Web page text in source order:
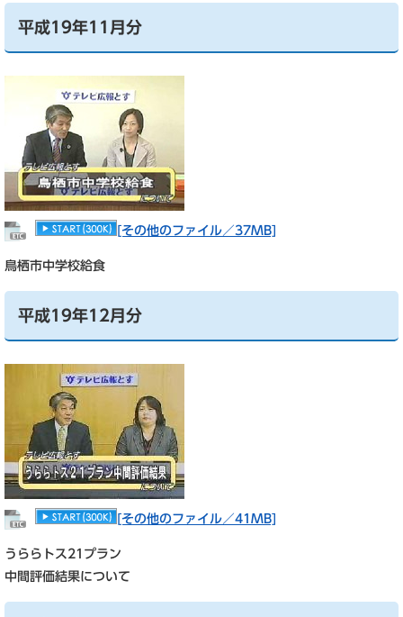
平成19年11月分
[その他のファイル／37MB]
鳥栖市中学校給食
平成19年12月分
[その他のファイル／41MB]
うららトス21プラン
中間評価結果について